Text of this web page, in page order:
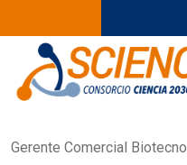
Gerente Comercial